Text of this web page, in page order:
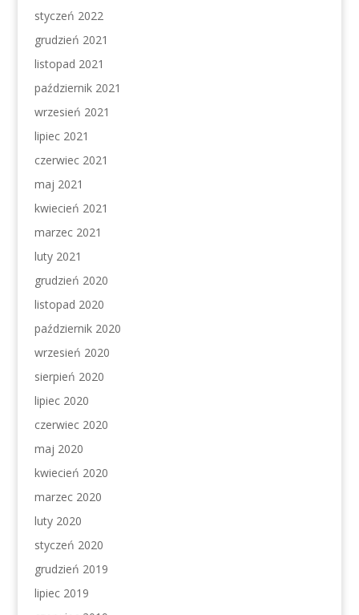
styczeń 2022
grudzień 2021
listopad 2021
październik 2021
wrzesień 2021
lipiec 2021
czerwiec 2021
maj 2021
kwiecień 2021
marzec 2021
luty 2021
grudzień 2020
listopad 2020
październik 2020
wrzesień 2020
sierpień 2020
lipiec 2020
czerwiec 2020
maj 2020
kwiecień 2020
marzec 2020
luty 2020
styczeń 2020
grudzień 2019
lipiec 2019